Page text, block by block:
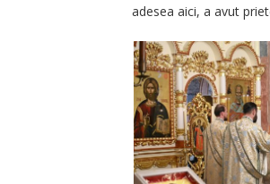
adesea aici, a avut